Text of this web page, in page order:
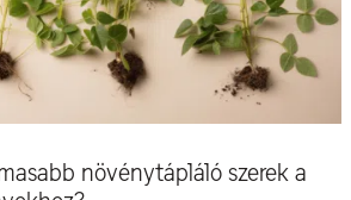
növénytápláló szerek a